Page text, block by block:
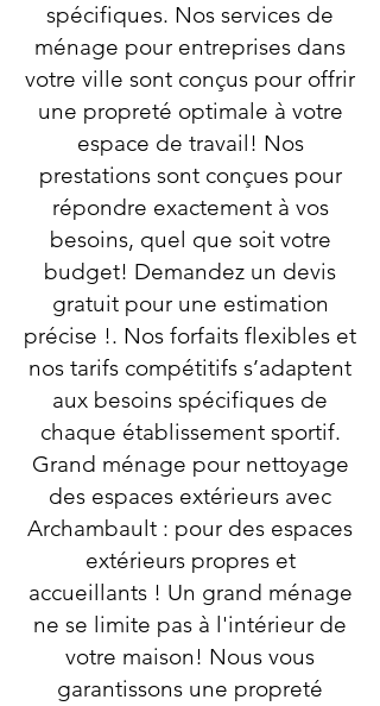
spécifiques. Nos services de
ménage pour entreprises dans
votre ville sont conçus pour offrir
une propreté optimale à votre
espace de travail! Nos
prestations sont conçues pour
répondre exactement à vos
besoins, quel que soit votre
budget! Demandez un devis
gratuit pour une estimation
précise !. Nos forfaits flexibles et
nos tarifs compétitifs s’adaptent
aux besoins spécifiques de
chaque établissement sportif.
Grand ménage pour nettoyage
des espaces extérieurs avec
Archambault : pour des espaces
extérieurs propres et
accueillants ! Un grand ménage
ne se limite pas à l'intérieur de
votre maison! Nous vous
garantissons une propreté